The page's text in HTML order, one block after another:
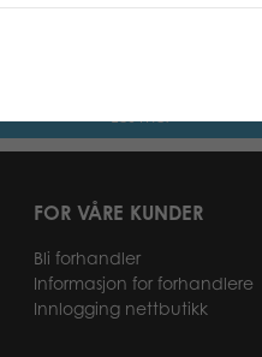
FOR VÅRE KUNDER
Bli forhandler
Informasjon for forhandlere
Innlogging nettbutikk